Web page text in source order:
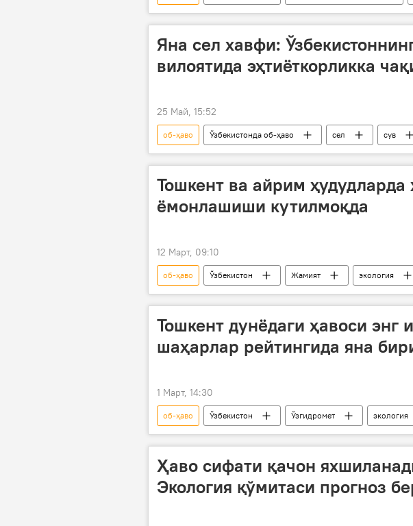
чанг бўрони
Ўзгидромет
Яна сел хавфи:
вилоятида эҳтиёткорликка
25 Май, 15:52
об-ҳаво Ўзбекистонда об-ҳаво сел сув
Тошкент ва айрим ҳудудларда
ёмонлашиши кутилмоқда
12 Март, 09:10
об-ҳаво Ўзбекистон Жамият экология
Тошкент дунёдаги ҳавоси энг
шаҳарлар рейтингида яна
1 Март, 14:30
об-ҳаво Ўзбекистон Ўзгидромет экология
Ҳаво сифати қачон
Экология қўмитаси прогноз